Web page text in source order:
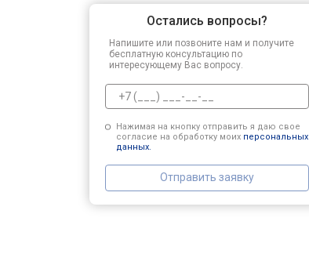
Остались вопросы?
Напишите или позвоните нам и получите
бесплатную консультацию по
интересующему Вас вопросу.
Нажимая на кнопку отправить я даю свое
согласие на обработку моих персональных
данных.
Отправить заявку